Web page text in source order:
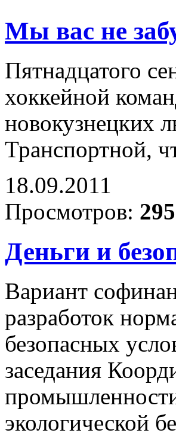
Мы вас не
Пятнадцатого
хоккейной
новокузнецких
Транспортной,
18.09.2011
Просмотров:
Деньги и
Вариант
разработок
безопасных
заседания
экологической